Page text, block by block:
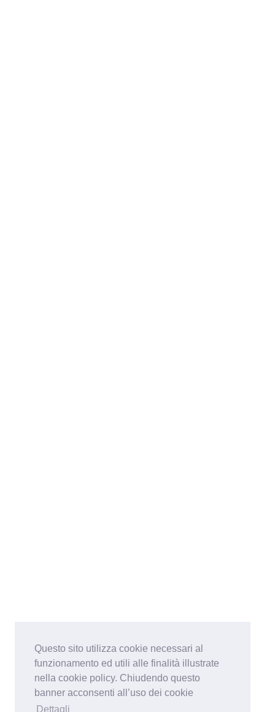
Questo sito utilizza cookie necessari al
funzionamento ed utili alle finalità illustrate
nella cookie policy. Chiudendo questo
banner acconsenti all’uso dei cookie
Dettagli